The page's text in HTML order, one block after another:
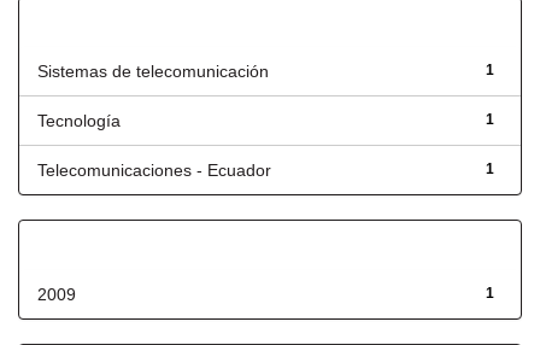
1
Sistemas de telecomunicación
1
Tecnología
1
Telecomunicaciones - Ecuador
1
2009